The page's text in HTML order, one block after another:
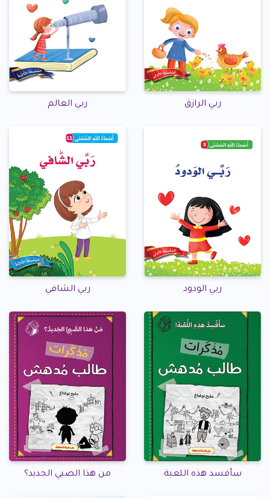
ربي الرازق ربي العالم
ربي الودود ربي الشافي
سأفسد هذه اللعبة من هذا الصبي الجديد؟